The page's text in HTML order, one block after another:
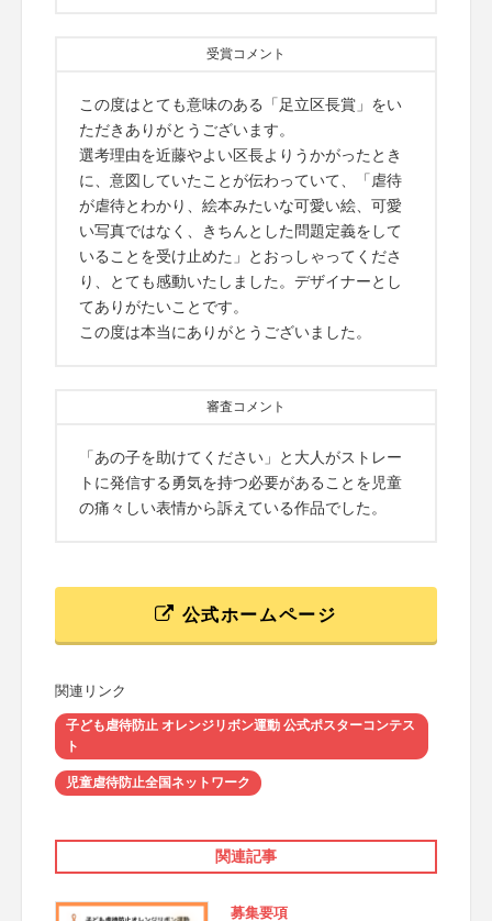
受賞コメント
この度はとても意味のある「足立区長賞」をい
ただきありがとうございます。
選考理由を近藤やよい区長よりうかがったとき
に、意図していたことが伝わっていて、「虐待
が虐待とわかり、絵本みたいな可愛い絵、可愛
い写真ではなく、きちんとした問題定義をして
いることを受け止めた」とおっしゃってくださ
り、とても感動いたしました。デザイナーとし
てありがたいことです。
この度は本当にありがとうございました。
審査コメント
「あの子を助けてください」と大人がストレー
トに発信する勇気を持つ必要があることを児童
の痛々しい表情から訴えている作品でした。
公式ホームページ
関連リンク
子ども虐待防止 オレンジリボン運動 公式ポスターコンテス
ト
児童虐待防止全国ネットワーク
関連記事
募集要項